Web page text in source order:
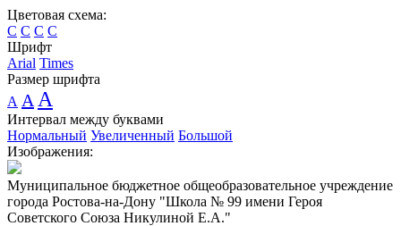
Цветовая схема:
C C C C
Шрифт
Arial Times
Размер шрифта
A A A
Интервал между буквами
Нормальный Увеличенный Большой
Изображения:
Муниципальное бюджетное общеобразовательное учреждение
города Ростова-на-Дону "Школа № 99 имени Героя
Советского Союза Никулиной Е.А."